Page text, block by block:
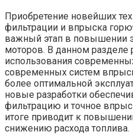
Приобретение новейших
фильтрации и впрыска
важный этап в повышении
моторов. В данном
использования
современных систем
более оптимальной
новые разработки
фильтрацию и точное
итоге приводит к
снижению расхода топлива.